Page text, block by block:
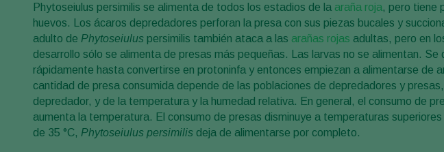
Phytoseiulus persimilis se alimenta de todos los estadios de la araña roja, pero tiene
huevos. Los ácaros depredadores perforan la presa con sus piezas bucales y
adulto de Phytoseiulus persimilis también ataca a las arañas rojas adultas, pero en
desarrollo sólo se alimenta de presas más pequeñas. Las larvas no se alimentan. Se
rápidamente hasta convertirse en protoninfa y entonces empiezan a alimentarse de
cantidad de presa consumida depende de las poblaciones de depredadores y
depredador, y de la temperatura y la humedad relativa. En general, el consumo de
aumenta la temperatura. El consumo de presas disminuye a temperaturas superiores
de 35 °C, Phytoseiulus persimilis deja de alimentarse por completo.